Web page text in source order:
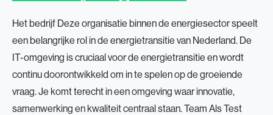
Het bedrijf Deze organisatie binnen de energiesector speelt
een belangrijke rol in de energietransitie van Nederland. De
IT-omgeving is cruciaal voor de energietransitie en wordt
continu doorontwikkeld om in te spelen op de groeiende
vraag. Je komt terecht in een omgeving waar innovatie,
samenwerking en kwaliteit centraal staan. Team Als Test